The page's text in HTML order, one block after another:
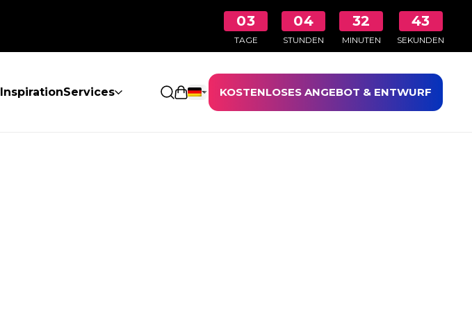
03
TAGE
04
STUNDEN
32
MINUTEN
42
SEKUNDEN
InspirationServices Einkaufswagen öffnen
KOSTENLOSES ANGEBOT & ENTWURF